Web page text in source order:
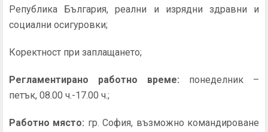
Република България, реални и изрядни здравни и
социални осигуровки;
Коректност при заплащането;
Регламентирано работно време: понеделник –
петък, 08.00 ч.-17.00 ч.;
Работно място: гр. София, възможно командироване